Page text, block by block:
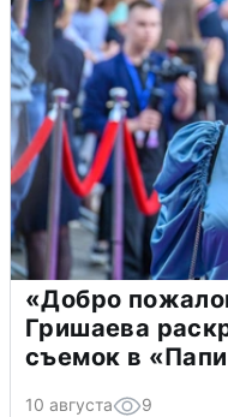
«Добро
Гришаева
съемок в
10 августа 9